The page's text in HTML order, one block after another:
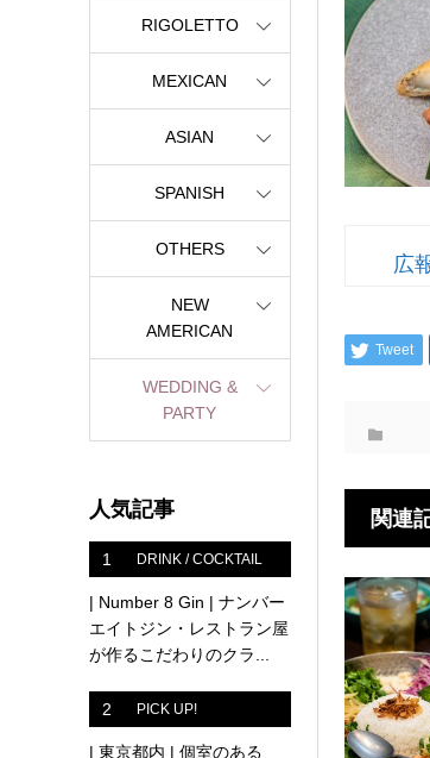
広
Tweet
関連
RIGOLETTO
MEXICAN
ASIAN
SPANISH
OTHERS
NEW
AMERICAN
WEDDING &
PARTY
人気記事
1 DRINK / COCKTAIL
| Number 8 Gin | ナンバー
エイトジン・レストラン屋
が作るこだわりのクラ...
2 PICK UP!
| 東京都内 | 個室のある